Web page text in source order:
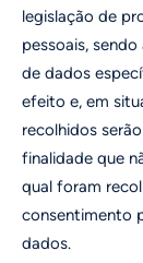
legislação de
pessoais,
de dados
efeito e, em
recolhidos
finalidade que
qual foram
consentimento
dados.